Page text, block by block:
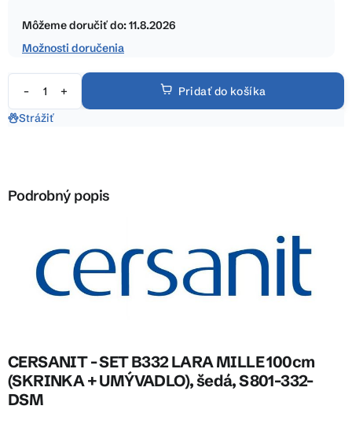
cena:
Môžeme doručiť do:11.8.2026
Možnosti doručenia
Pridať do košíka
Strážiť
Podrobný popis
CERSANIT - SET B332 LARA MILLE 100cm
(SKRINKA + UMÝVADLO), šedá, S801-332-
DSM